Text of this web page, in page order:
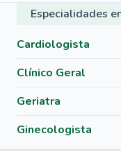
Especialidades
Cardiologista
Clínico Geral
Geriatra
Ginecologista